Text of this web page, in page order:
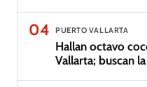
04 PUERTO VALLARTA
Hallan octavo
Vallarta; buscan